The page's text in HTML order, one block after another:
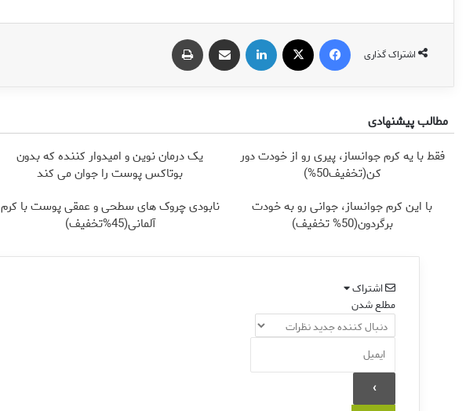
اشتراک گذاری
فیس بوک لینکدین اشتراک گذاری از طریق ایمیل
مطالب پیشنهادی
فقط با یه کرم جوانساز، پیری رو از خودت دور
کن(تخفیف50%)
یک درمان نوین و امیدوار کننده که بدون
بوتاکس پوست را جوان می کند
با این کرم جوانساز، جوانی رو به خودت
برگردون(50% تخفیف)
نابودی چروک های سطحی و عمقی پوست با کرم
آلمانی(45%تخفیف)
اشتراک
مطلع شدن